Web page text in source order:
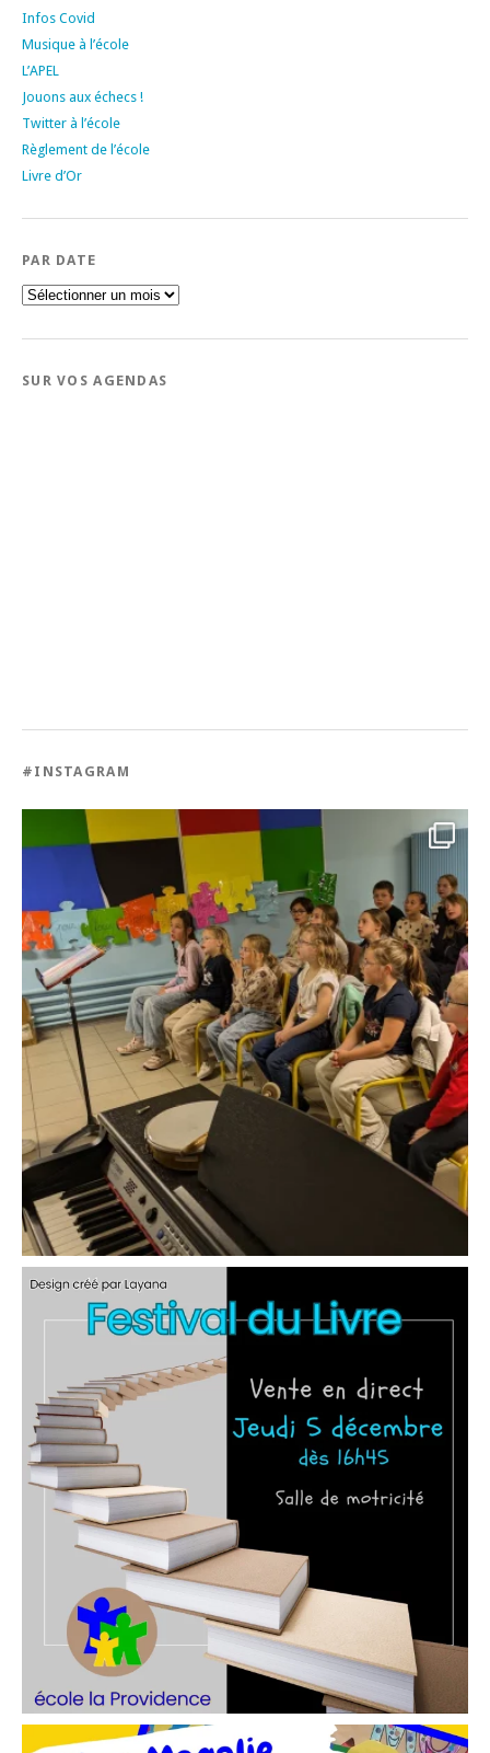
Infos Covid
Musique à l’école
L’APEL
Jouons aux échecs !
Twitter à l’école
Règlement de l’école
Livre d’Or
PAR DATE
Par
date
SUR VOS AGENDAS
#INSTAGRAM